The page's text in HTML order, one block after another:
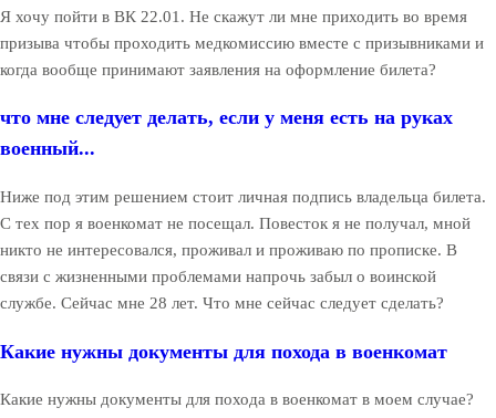
Я хочу пойти в ВК 22.01. Не скажут ли мне приходить во время
призыва чтобы проходить медкомиссию вместе с призывниками и
когда вообще принимают заявления на оформление билета?
что мне следует делать, если у меня есть на руках
военный...
Ниже под этим решением стоит личная подпись владельца билета.
С тех пор я военкомат не посещал. Повесток я не получал, мной
никто не интересовался, проживал и проживаю по прописке. В
связи с жизненными проблемами напрочь забыл о воинской
службе. Сейчас мне 28 лет. Что мне сейчас следует сделать?
Какие нужны документы для похода в военкомат
Какие нужны документы для похода в военкомат в моем случае?